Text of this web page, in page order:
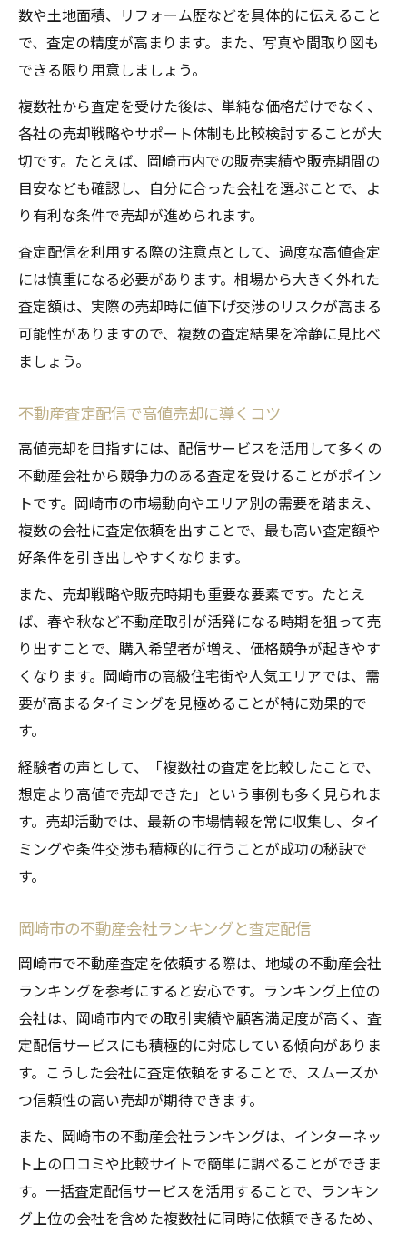
数や土地面積、リフォーム歴などを具体的に伝えること
で、査定の精度が高まります。また、写真や間取り図も
できる限り用意しましょう。
複数社から査定を受けた後は、単純な価格だけでなく、
各社の売却戦略やサポート体制も比較検討することが大
切です。たとえば、岡崎市内での販売実績や販売期間の
目安なども確認し、自分に合った会社を選ぶことで、よ
り有利な条件で売却が進められます。
査定配信を利用する際の注意点として、過度な高値査定
には慎重になる必要があります。相場から大きく外れた
査定額は、実際の売却時に値下げ交渉のリスクが高まる
可能性がありますので、複数の査定結果を冷静に見比べ
ましょう。
不動産査定配信で高値売却に導くコツ
高値売却を目指すには、配信サービスを活用して多くの
不動産会社から競争力のある査定を受けることがポイン
トです。岡崎市の市場動向やエリア別の需要を踏まえ、
複数の会社に査定依頼を出すことで、最も高い査定額や
好条件を引き出しやすくなります。
また、売却戦略や販売時期も重要な要素です。たとえ
ば、春や秋など不動産取引が活発になる時期を狙って売
り出すことで、購入希望者が増え、価格競争が起きやす
くなります。岡崎市の高級住宅街や人気エリアでは、需
要が高まるタイミングを見極めることが特に効果的で
す。
経験者の声として、「複数社の査定を比較したことで、
想定より高値で売却できた」という事例も多く見られま
す。売却活動では、最新の市場情報を常に収集し、タイ
ミングや条件交渉も積極的に行うことが成功の秘訣で
す。
岡崎市の不動産会社ランキングと査定配信
岡崎市で不動産査定を依頼する際は、地域の不動産会社
ランキングを参考にすると安心です。ランキング上位の
会社は、岡崎市内での取引実績や顧客満足度が高く、査
定配信サービスにも積極的に対応している傾向がありま
す。こうした会社に査定依頼をすることで、スムーズか
つ信頼性の高い売却が期待できます。
また、岡崎市の不動産会社ランキングは、インターネッ
ト上の口コミや比較サイトで簡単に調べることができま
す。一括査定配信サービスを活用することで、ランキン
グ上位の会社を含めた複数社に同時に依頼できるため、